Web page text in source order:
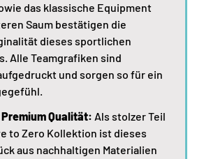
das klassische Equipment
Saum bestätigen die
dieses sportlichen
Alle Teamgrafiken sind
und sorgen so für ein
Qualität: Als stolzer Teil
to Zero Kollektion ist dieses
aus nachhaltigen Materialien